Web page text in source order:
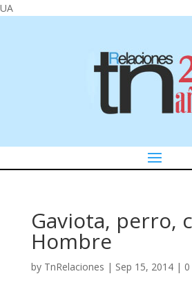
UA
Gaviota, perro,
Hombre
by TnRelaciones | Sep 15, 2014|